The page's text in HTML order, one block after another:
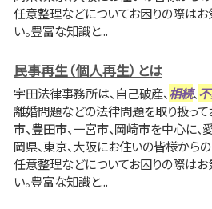
任意整理などについてお困りの際は
い。豊富な知識と...
民事再生（個人再生）とは
宇田法律事務所は、自己破産、相続、
離婚問題などの法律問題を取り扱って
市、豊田市、一宮市、岡崎市を中心に、
岡県、東京、大阪にお住いの皆様から
任意整理などについてお困りの際は
い。豊富な知識と...